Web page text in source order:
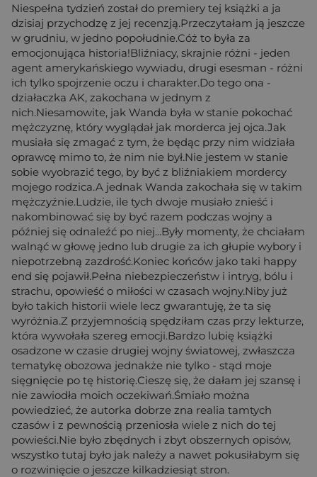
Niespełna tydzień został do premiery tej książki a ja
dzisiaj przychodzę z jej recenzją.Przeczytałam ją jeszcze
w grudniu, w jedno popołudnie.Cóż to była za
emocjonująca historia!Bliźniacy, skrajnie różni - jeden
agent amerykańskiego wywiadu, drugi esesman - różni
ich tylko spojrzenie oczu i charakter.Do tego ona -
działaczka AK, zakochana w jednym z
nich.Niesamowite, jak Wanda była w stanie pokochać
mężczyznę, który wyglądał jak morderca jej ojca.Jak
musiała się zmagać z tym, że będąc przy nim widziała
oprawcę mimo to, że nim nie był.Nie jestem w stanie
sobie wyobrazić tego, by być z bliźniakiem mordercy
mojego rodzica.A jednak Wanda zakochała się w takim
mężczyźnie.Ludzie, ile tych dwoje musiało znieść i
nakombinować się by być razem podczas wojny a
później się odnaleźć po niej...Były momenty, że chciałam
walnąć w głowę jedno lub drugie za ich głupie wybory i
niepotrzebną zazdrość.Koniec końców jako taki happy
end się pojawił.Pełna niebezpieczeństw i intryg, bólu i
strachu, opowieść o miłości w czasach wojny.Niby już
było takich historii wiele lecz gwarantuję, że ta się
wyróżnia.Z przyjemnością spędziłam czas przy lekturze,
która wywołała szereg emocji.Bardzo lubię książki
osadzone w czasie drugiej wojny światowej, zwłaszcza
tematykę obozowa jednakże nie tylko - stąd moje
sięgnięcie po tę historię.Cieszę się, że dałam jej szansę i
nie zawiodła moich oczekiwań.Śmiało można
powiedzieć, że autorka dobrze zna realia tamtych
czasów i z pewnością przeniosła wiele z nich do tej
powieści.Nie było zbędnych i zbyt obszernych opisów,
wszystko tutaj było jak należy a nawet pokusiłabym się
o rozwinięcie o jeszcze kilkadziesiąt stron.